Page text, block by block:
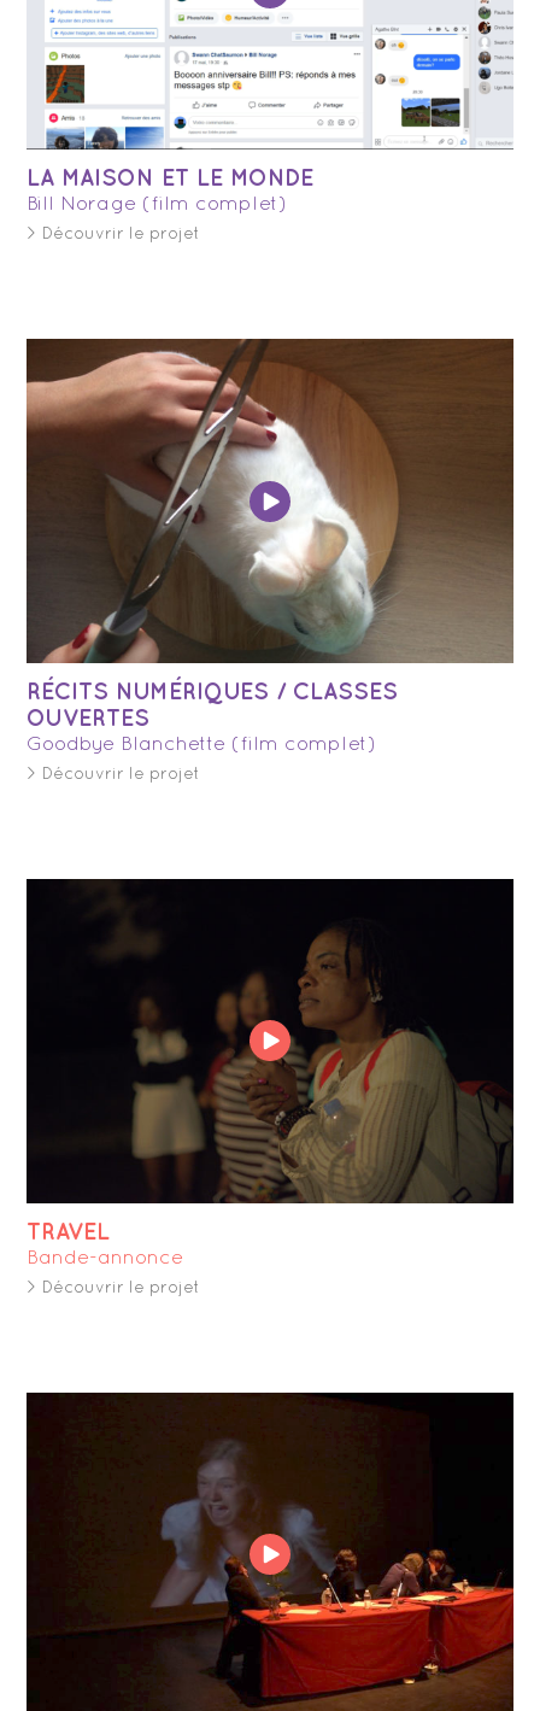
LA MAISON ET LE MONDE
Bill Norage (film complet)
> Découvrir le projet
RÉCITS NUMÉRIQUES / CLASSES
OUVERTES
Goodbye Blanchette (film complet)
> Découvrir le projet
TRAVEL
Bande-annonce
> Découvrir le projet